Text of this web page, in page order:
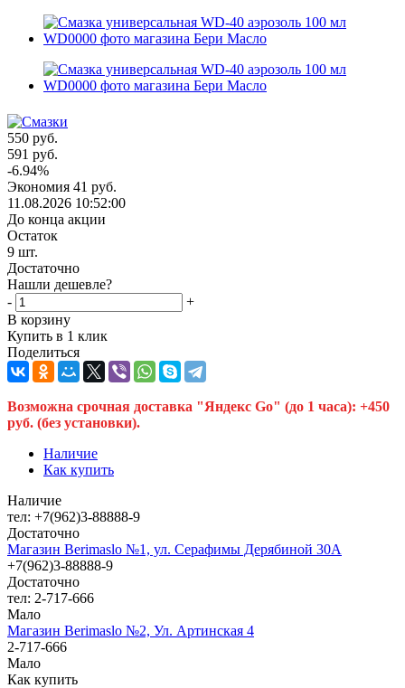
550 руб.
591 руб.
-6.94%
Экономия 41 руб.
11.08.2026 10:52:00
До конца акции
Остаток
9 шт.
Достаточно
Нашли дешевле?
-
+
В корзину
Купить в 1 клик
Поделиться
Возможна срочная доставка "Яндекс Go" (до 1 часа): +450
руб. (без установки).
Наличие
Как купить
Наличие
тел: +7(962)3-88888-9
Достаточно
Магазин Berimaslo №1, ул. Серафимы Дерябиной 30А
+7(962)3-88888-9
Достаточно
тел: 2-717-666
Мало
Магазин Berimaslo №2, Ул. Артинская 4
2-717-666
Мало
Как купить